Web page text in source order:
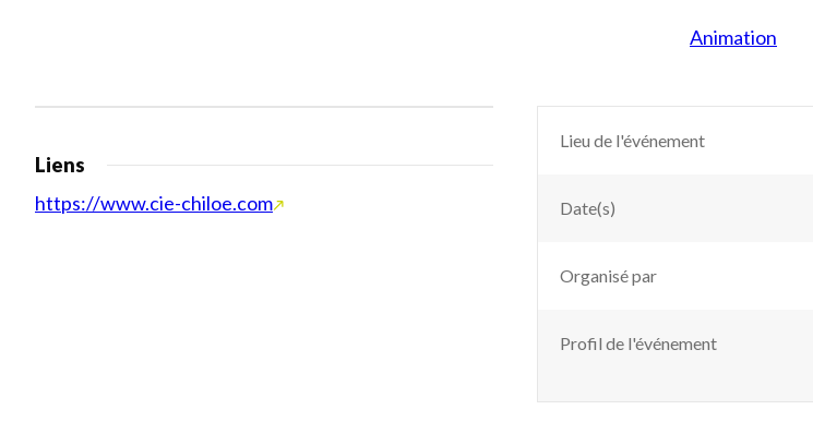
Animation
Liens
https://www.cie-chiloe.com
Lieu de l'événement
Date(s)
Organisé par
Profil de l'événement